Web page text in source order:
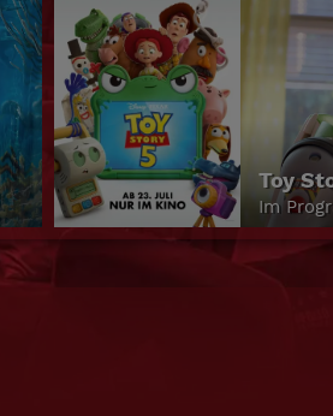
Die
Im